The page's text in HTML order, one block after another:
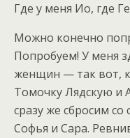
Где у меня Ио, где
Можно конечно
Попробуем! У меня
женщин — так вот,
Томочку Лядскую и
сразу же сбросим со
Софья и Сара.